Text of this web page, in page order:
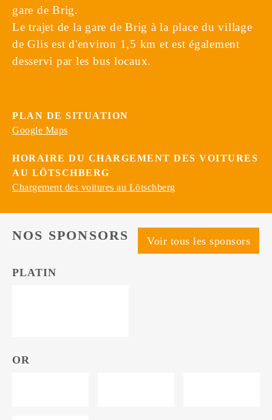
gare de Brig.
Le trajet de la gare de Brig à la place du village
de Glis est d'environ 1,5 km et est également
desservi par les bus locaux.
PLAN DE SITUATION
Google Maps
HORAIRE DU CHARGEMENT DES VOITURES
AU LÖTSCHBERG
Chargement des voitures au Lötschberg
NOS SPONSORS Voir tous les sponsors
PLATIN
OR